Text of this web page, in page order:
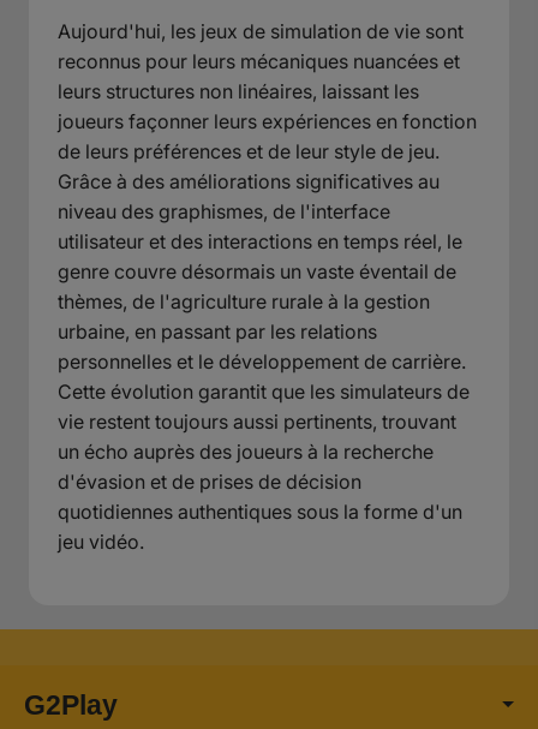
Aujourd'hui, les jeux de simulation de vie sont
reconnus pour leurs mécaniques nuancées et
leurs structures non linéaires, laissant les
joueurs façonner leurs expériences en fonction
de leurs préférences et de leur style de jeu.
Grâce à des améliorations significatives au
niveau des graphismes, de l'interface
utilisateur et des interactions en temps réel, le
genre couvre désormais un vaste éventail de
thèmes, de l'agriculture rurale à la gestion
urbaine, en passant par les relations
personnelles et le développement de carrière.
Cette évolution garantit que les simulateurs de
vie restent toujours aussi pertinents, trouvant
un écho auprès des joueurs à la recherche
d'évasion et de prises de décision
quotidiennes authentiques sous la forme d'un
jeu vidéo.
G2Play